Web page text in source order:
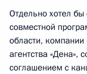
Отдельно хотел бы
совместной
области, компании
агентства «Дена»,
соглашением с